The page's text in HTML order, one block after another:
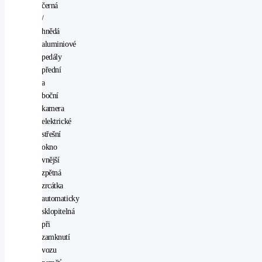
černá
/
hnědá
aluminiové
pedály
přední
a
boční
kamera
elektrické
střešní
okno
vnější
zpětná
zrcátka
automaticky
sklopitelná
při
zamknutí
vozu